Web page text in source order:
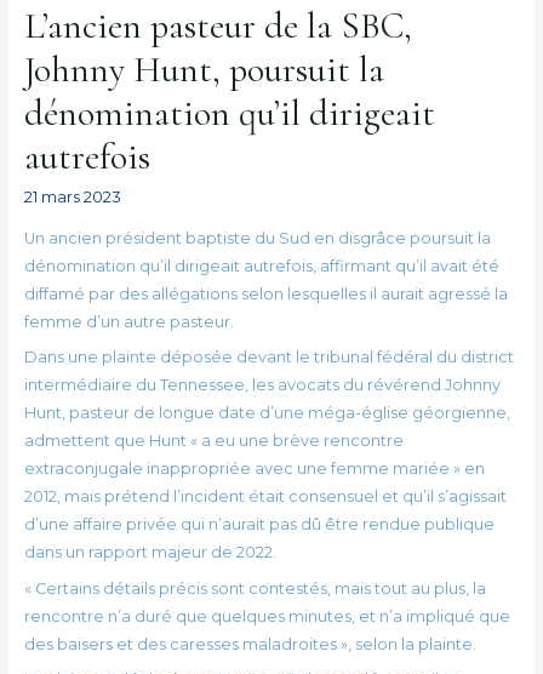
L’ancien pasteur de la SBC,
Johnny Hunt, poursuit la
dénomination qu’il dirigeait
autrefois
21 mars 2023
Un ancien président baptiste du Sud en disgrâce poursuit la
dénomination qu’il dirigeait autrefois, affirmant qu’il avait été
diffamé par des allégations selon lesquelles il aurait agressé la
femme d’un autre pasteur.
Dans une plainte déposée devant le tribunal fédéral du district
intermédiaire du Tennessee, les avocats du révérend Johnny
Hunt, pasteur de longue date d’une méga-église géorgienne,
admettent que Hunt « a eu une brève rencontre
extraconjugale inappropriée avec une femme mariée » en
2012, mais prétend l’incident était consensuel et qu’il s’agissait
d’une affaire privée qui n’aurait pas dû être rendue publique
dans un rapport majeur de 2022.
« Certains détails précis sont contestés, mais tout au plus, la
rencontre n’a duré que quelques minutes, et n’a impliqué que
des baisers et des caresses maladroites », selon la plainte.